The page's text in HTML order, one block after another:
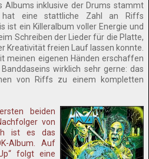
Albums inklusive der Drums stammt
hat eine stattliche Zahl an Riffs
ist ein Killeralbum voller Energie und
Schreiben der Lieder für die Platte,
Kreativität freien Lauf lassen konnte.
meinen eigenen Händen erschaffen
wirklich sehr gerne: das
von Riffs zu einem kompletten
beiden
von
ist es das
Album. Auf
folgt eine